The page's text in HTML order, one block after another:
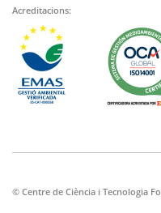
Acreditacions:
© Centre de Ciència i Tecnologia